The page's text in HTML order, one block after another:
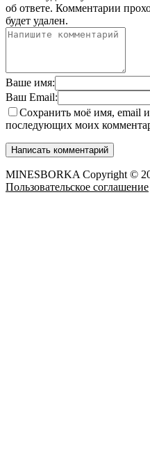
об ответе. Комментарии
будет удален.
Ваше имя:
Ваш Email:
Сохранить моё имя, email и
последующих моих
MINESBORKA Copyright ©
Пользовательское соглашение